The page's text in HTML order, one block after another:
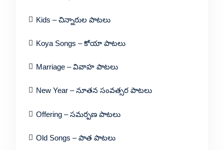
Kids – చిన్నారుల పాటలు
Koya Songs – కోయా పాటలు
Marriage – వివాహ పాటలు
New Year – నూతన సంవత్సర పాటలు
Offering – సమర్పణ పాటలు
Old Songs – పాత పాటలు